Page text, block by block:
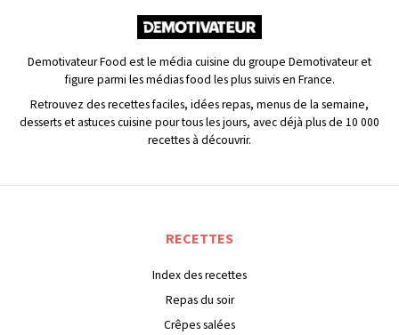
Demotivateur Food est le média cuisine du groupe Demotivateur et
figure parmi les médias food les plus suivis en France.
Retrouvez des recettes faciles, idées repas, menus de la semaine,
desserts et astuces cuisine pour tous les jours, avec déjà plus de 10 000
recettes à découvrir.
RECETTES
Index des recettes
Repas du soir
Crêpes salées